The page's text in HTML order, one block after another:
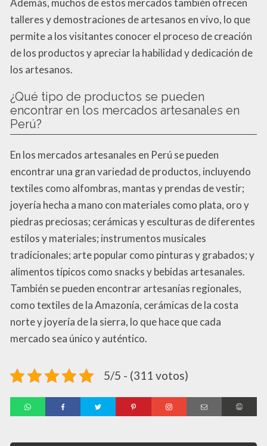
Además, muchos de estos mercados también ofrecen
talleres y demostraciones de artesanos en vivo, lo que
permite a los visitantes conocer el proceso de creación
de los productos y apreciar la habilidad y dedicación de
los artesanos.
¿Qué tipo de productos se pueden
encontrar en los mercados artesanales en
Perú?
En los mercados artesanales en Perú se pueden
encontrar una gran variedad de productos, incluyendo
textiles como alfombras, mantas y prendas de vestir;
joyería hecha a mano con materiales como plata, oro y
piedras preciosas; cerámicas y esculturas de diferentes
estilos y materiales; instrumentos musicales
tradicionales; arte popular como pinturas y grabados; y
alimentos típicos como snacks y bebidas artesanales.
También se pueden encontrar artesanías regionales,
como textiles de la Amazonía, cerámicas de la costa
norte y joyería de la sierra, lo que hace que cada
mercado sea único y auténtico.
5/5 - (311 votos)